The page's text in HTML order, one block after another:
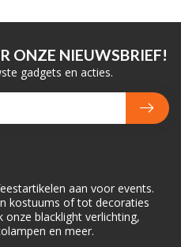
aan voor events.
kostuums of tot decoraties
blacklight verlichting,
en meer.
ONZE NIEUWSBRIEF!
gadgets en acties.